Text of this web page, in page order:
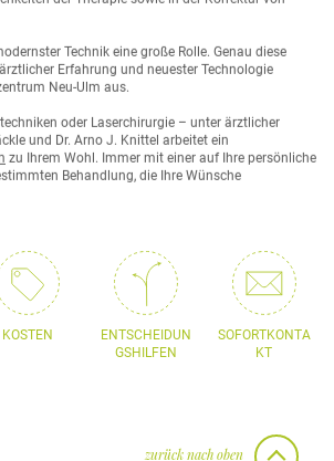
Technik eine große Rolle. Genau diese
Erfahrung und neuester Technologie
Neu-Ulm aus.
oder Laserchirurgie – unter ärztlicher
und Dr. Arno J. Knittel arbeitet ein
zu Ihrem Wohl. Immer mit einer auf Ihre persönliche
Behandlung, die Ihre Wünsche
KOSTEN
ENTSCHEIDUN
GSHILFEN
SOFORTKONTA
KT
zurück nach oben